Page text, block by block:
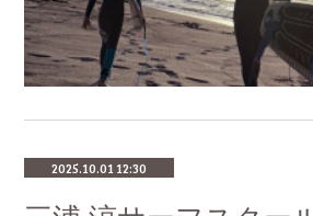
2025.10.01 12:30